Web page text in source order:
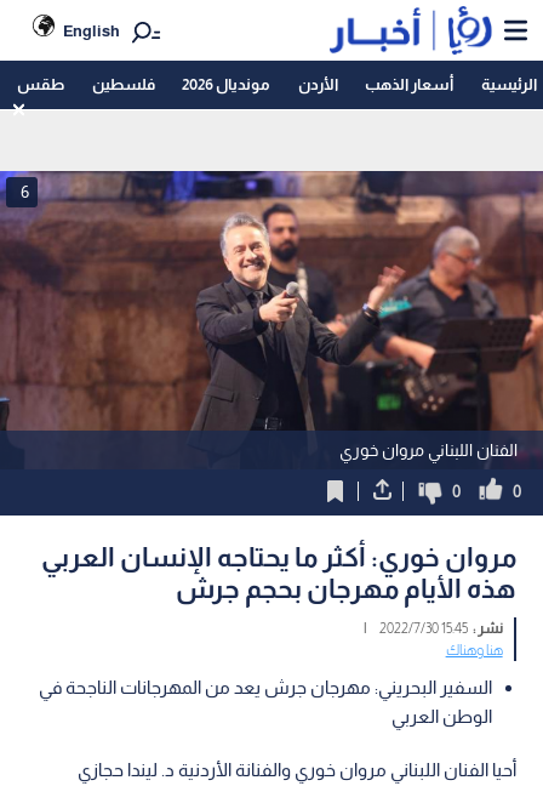
English
الرئيسية أسعار الذهب الأردن مونديال 2026 فلسطين طقس
الفنان اللبناني مروان خوري
6
0
0
مروان خوري: أكثر ما يحتاجه الإنسان العربي
هذه الأيام مهرجان بحجم جرش
نشر :15:45 2022/7/30
|
هنا وهناك
السفير البحريني: مهرجان جرش يعد من المهرجانات الناجحة في
الوطن العربي
أحيا الفنان اللبناني مروان خوري والفنانة الأردنية د. ليندا حجازي